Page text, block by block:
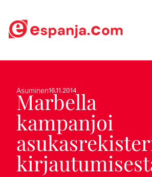
Asuminen16.11.2014
Marbella
kampanjoi